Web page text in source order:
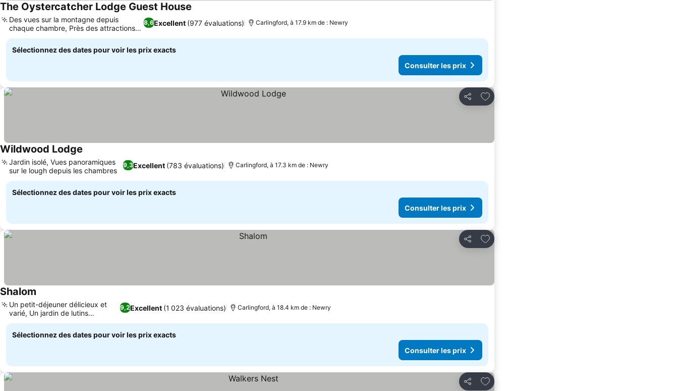
The Oystercatcher Lodge Guest House
8,6Excellent (977 évaluations)
Des vues sur la montagne depuis
chaque chambre, Près des attractions
historiques
Carlingford, à 17.9 km de : Newry
Sélectionnez des dates pour voir les prix exacts
Consulter les prix
Partager
Ajouter à mes favoris
Wildwood Lodge
9,3Excellent (783 évaluations)
Jardin isolé, Vues panoramiques
sur le lough depuis les chambres
Carlingford, à 17.3 km de : Newry
Sélectionnez des dates pour voir les prix exacts
Consulter les prix
Partager
Ajouter à mes favoris
Shalom
9,2Excellent (1 023 évaluations)
Un petit-déjeuner délicieux et
varié, Un jardin de lutins
enchanté
Carlingford, à 18.4 km de : Newry
Sélectionnez des dates pour voir les prix exacts
Consulter les prix
Partager
Ajouter à mes favoris